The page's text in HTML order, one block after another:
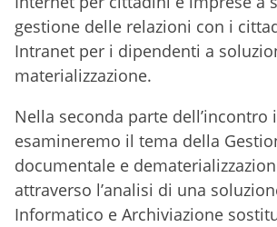
gestione delle relazioni con i
Intranet per i dipendenti a
materializzazione.
Nella seconda parte dell’incontro
esamineremo il tema della
documentale e
attraverso l’analisi di una
Informatico e Archiviazione